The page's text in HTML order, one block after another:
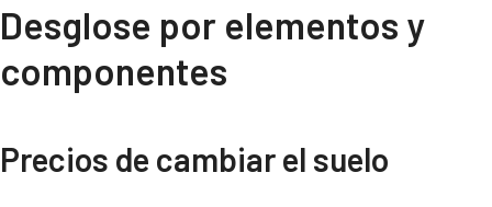
Desglose por elementos y
componentes
Precios de cambiar el suelo